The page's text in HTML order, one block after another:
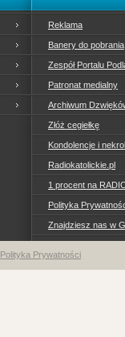
Reklama
Banery do pobrania
Zespół Portalu
Patronat medialny
Archiwum
Złóż cegiełkę
Kondolencje i
Radiokatolickie.pl
1 procent na
Polityka
Znajdziesz nas w
Polityka Prywatności